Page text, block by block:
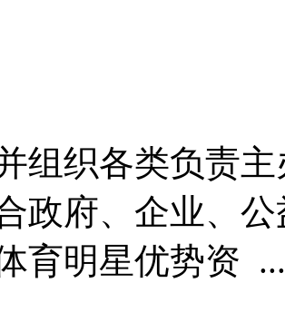
组织各类负责
政府、企业、
育明星优势资 ...